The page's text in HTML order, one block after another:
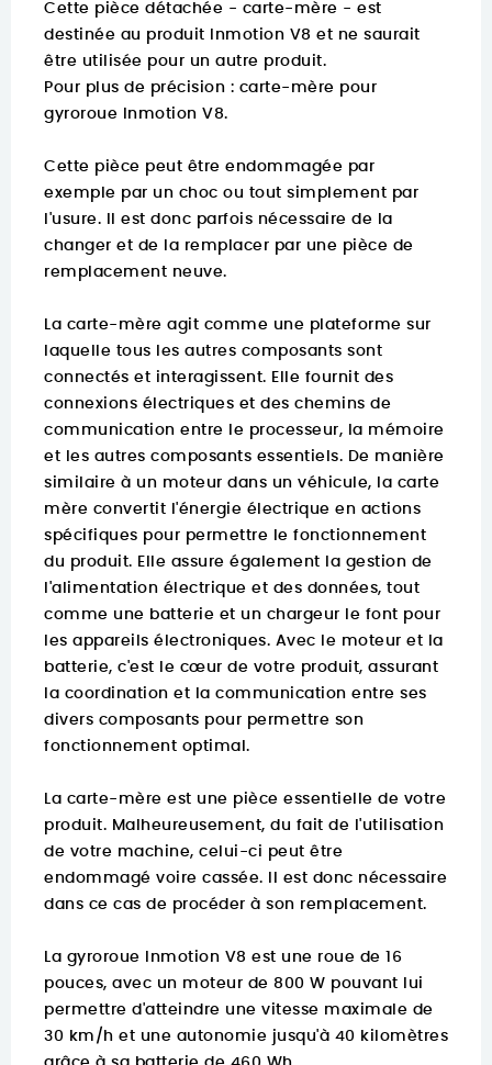
Cette pièce détachée - carte-mère - est
destinée au produit Inmotion V8 et ne saurait
être utilisée pour un autre produit.
Pour plus de précision : carte-mère pour
gyroroue Inmotion V8.
Cette pièce peut être endommagée par
exemple par un choc ou tout simplement par
l'usure. Il est donc parfois nécessaire de la
changer et de la remplacer par une pièce de
remplacement neuve.
La carte-mère agit comme une plateforme sur
laquelle tous les autres composants sont
connectés et interagissent. Elle fournit des
connexions électriques et des chemins de
communication entre le processeur, la mémoire
et les autres composants essentiels. De manière
similaire à un moteur dans un véhicule, la carte
mère convertit l'énergie électrique en actions
spécifiques pour permettre le fonctionnement
du produit. Elle assure également la gestion de
l'alimentation électrique et des données, tout
comme une batterie et un chargeur le font pour
les appareils électroniques. Avec le moteur et la
batterie, c'est le cœur de votre produit, assurant
la coordination et la communication entre ses
divers composants pour permettre son
fonctionnement optimal.
La carte-mère est une pièce essentielle de votre
produit. Malheureusement, du fait de l'utilisation
de votre machine, celui-ci peut être
endommagé voire cassée. Il est donc nécessaire
dans ce cas de procéder à son remplacement.
La gyroroue Inmotion V8 est une roue de 16
pouces, avec un moteur de 800 W pouvant lui
permettre d'atteindre une vitesse maximale de
30 km/h et une autonomie jusqu'à 40 kilomètres